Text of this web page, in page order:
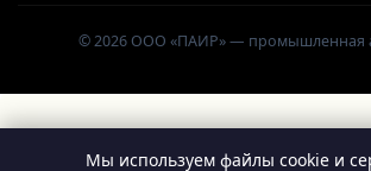
© 2026 ООО «ПАИР» — промышленная
Мы используем файлы cookie и